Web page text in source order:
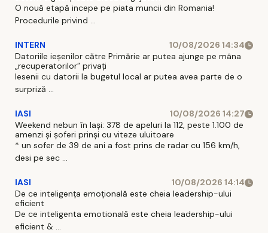
O nouă etapă incepe pe piata muncii din Romania!
Procedurile privind ...
INTERN
10/08/2026 14:34
Datoriile ieșenilor către Primărie ar putea ajunge pe mâna
„recuperatorilor” privați
Iesenii cu datorii la bugetul local ar putea avea parte de o
surpriză ...
IASI
10/08/2026 14:27
Weekend nebun în Iași: 378 de apeluri la 112, peste 1.100 de
amenzi și șoferi prinși cu viteze uluitoare
* un sofer de 39 de ani a fost prins de radar cu 156 km/h,
desi pe sec ...
IASI
10/08/2026 14:14
De ce inteligența emoțională este cheia leadership-ului
eficient
De ce inteligenta emotională este cheia leadership-ului
eficient & ...